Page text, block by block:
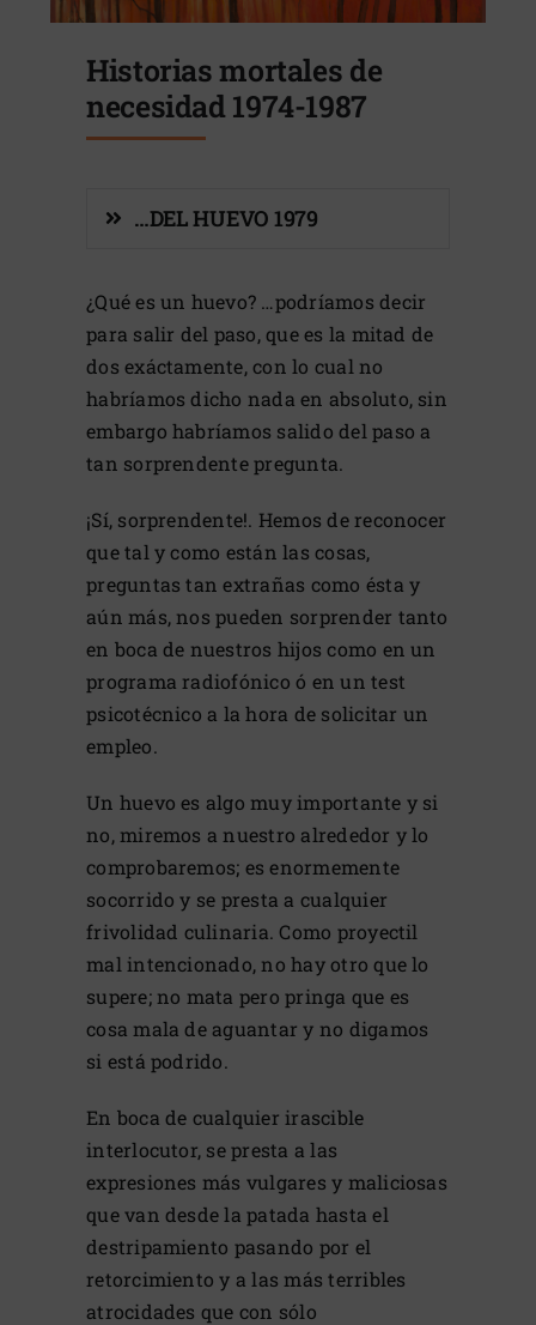
Historias mortales de
necesidad 1974-1987
…DEL HUEVO 1979
¿Qué es un huevo? …podríamos decir
para salir del paso, que es la mitad de
dos exáctamente, con lo cual no
habríamos dicho nada en absoluto, sin
embargo habríamos salido del paso a
tan sorprendente pregunta.
¡Sí, sorprendente!. Hemos de reconocer
que tal y como están las cosas,
preguntas tan extrañas como ésta y
aún más, nos pueden sorprender tanto
en boca de nuestros hijos como en un
programa radiofónico ó en un test
psicotécnico a la hora de solicitar un
empleo.
Un huevo es algo muy importante y si
no, miremos a nuestro alrededor y lo
comprobaremos; es enormemente
socorrido y se presta a cualquier
frivolidad culinaria. Como proyectil
mal intencionado, no hay otro que lo
supere; no mata pero pringa que es
cosa mala de aguantar y no digamos
si está podrido.
En boca de cualquier irascible
interlocutor, se presta a las
expresiones más vulgares y maliciosas
que van desde la patada hasta el
destripamiento pasando por el
retorcimiento y a las más terribles
atrocidades que con sólo